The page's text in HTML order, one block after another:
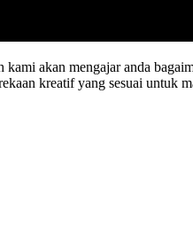
akan mengajar anda
kreatif yang sesuai untuk